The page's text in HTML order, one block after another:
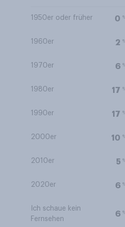
1950er oder früher 0
1960er 2
1970er 6
1980er 17
1990er 17
2000er 10
2010er 5
2020er 6
Ich schaue kein
Fernsehen
6